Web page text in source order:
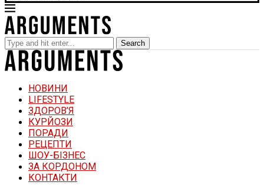
Search
НОВИНИ
LIFESTYLE
ЗДОРОВ’Я
КУРЙОЗИ
ПОРАДИ
РЕЦЕПТИ
ШОУ-БІЗНЕС
ЗА КОРДОНОМ
КОНТАКТИ